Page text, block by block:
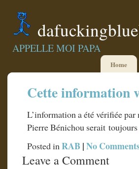
APPELLE MOI PAPA
Home
Cette information
L’information a été vérifiée par
Pierre Bénichou serait toujours
Posted inRAB |No
Leave a Comment